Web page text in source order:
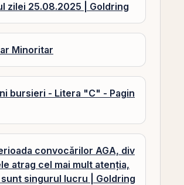
zilei 25.08.2025 | Goldring
Minoritar
bursieri - Litera "C" - Pagin
convocărilor AGA, div
atrag cel mai mult atenția,
singurul lucru | Goldring